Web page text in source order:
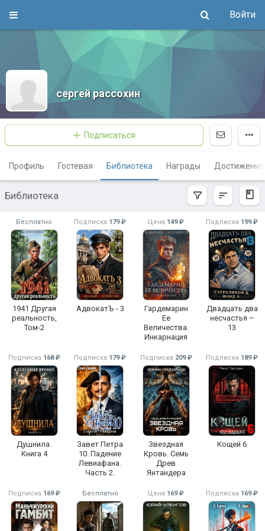
Войти
сергей рассохин
Подписаться
Профиль Гостевая Библиотека Награды Достижения
Библиотека
Бесплатно
1941 Другая
реальность,
Том-2
Подписка 179 ₽
АдвокатЪ - 3
Цена 149 ₽
Гардемарин
Ее
Величества.
Инкарнация
Подписка 199 ₽
Двадцать два
несчастья –
13
Подписка 168 ₽
Душнила.
Книга 4
Подписка 179 ₽
Завет Петра
10. Падение
Левиафана.
Часть 2.
Подписка 209 ₽
Звездная
Кровь. Семь
Древ
Янтандера
Подписка 189 ₽
Кощей 6
Подписка 169 ₽ Бесплатно Цена 169 ₽ Подписка 169 ₽